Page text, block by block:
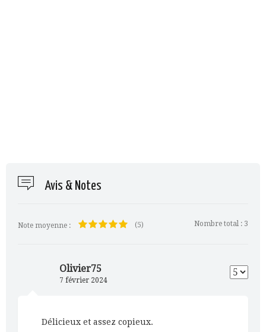
Avis & Notes
Note moyenne : (5) Nombre total : 3
Olivier75
7 février 2024
Délicieux et assez copieux.